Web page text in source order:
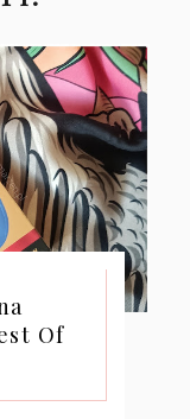
Of